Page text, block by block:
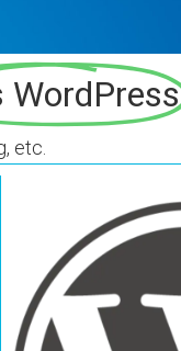
WordPress
etc.